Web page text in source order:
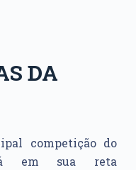
DA
competição do
em sua reta